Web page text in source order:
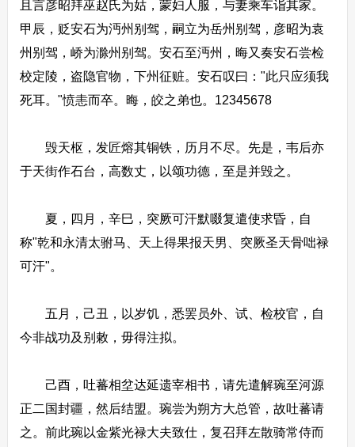
且言彦昭拜巫赵氏为姑，蒙妇人服，与妻乘车诣其家。
甲辰，贬安石为沔州别驾，嗣立为岳州别驾，彦昭为袁
州别驾，峤为滁州别驾。安石至沔州，晦又奏安石尝检
校定陵，盗隐官物，下州征赃。安石叹曰："此只应须我
死耳。"愤恚而卒。晦，皎之弟也。12345678
毁天枢，发匠熔其铜铁，历月不尽。先是，韦后亦
于天街作石台，高数丈，以颂功德，至是并毁之。
夏，四月，辛巳，突厥可汗默啜复遣使求昏，自
称"乾和永清太驸马、天上得果报天男、突厥圣天骨咄禄
可汗"。
五月，己丑，以岁饥，悉罢员外、试、检校官，自
今非战功及别敕，毋得注拟。
己酉，吐蕃相坌达延遗宰相书，请先遣解琬至河源
正二国封疆，然后结盟。琬尝为朔方大总管，故吐蕃请
之。前此琬以金紫光禄大夫致仕，复召拜左散骑常侍而